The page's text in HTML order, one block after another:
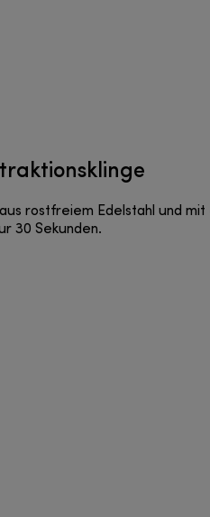
rostfreiem Edelstahl und
30 Sekunden.